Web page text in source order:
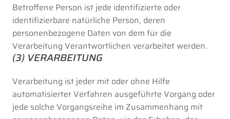
Betroffene Person ist jede identifizierte oder
identifizierbare natürliche Person, deren
personenbezogene Daten von dem für die
Verarbeitung Verantwortlichen verarbeitet werden.
(3) VERARBEITUNG
Verarbeitung ist jeder mit oder ohne Hilfe
automatisierter Verfahren ausgeführte Vorgang oder
jede solche Vorgangsreihe im Zusammenhang mit